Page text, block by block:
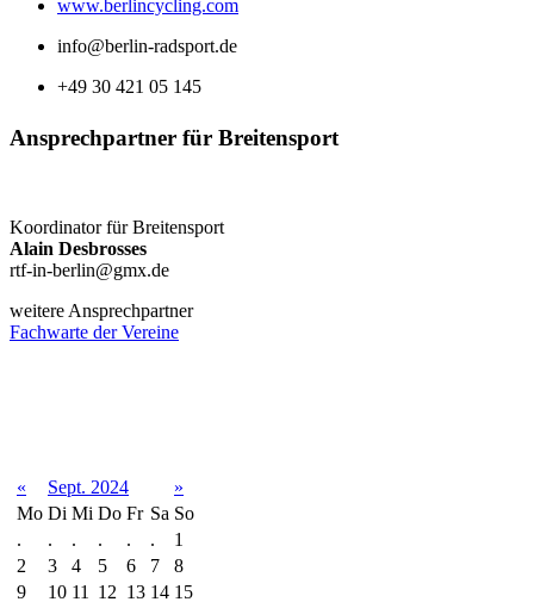
www.berlincycling.com
info@berlin-radsport.de
+49 30 421 05 145
Ansprechpartner für Breitensport
Koordinator für Breitensport
Alain Desbrosses
rtf-in-berlin@gmx.de
weitere Ansprechpartner
Fachwarte der Vereine
« Sept. 2024
»
Mo Di Mi Do Fr Sa So
.
. . . . .
1
2
3 4 5 6 7
8
9
10 11 12 13 14 15